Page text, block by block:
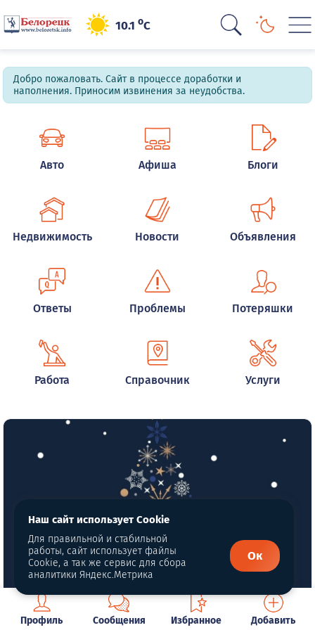
10.1oC
Добро пожаловать. Сайт в процессе доработки и
наполнения. Приносим извинения за неудобства.
Авто Афиша Блоги
Недвижимость Новости Объявления
Ответы Проблемы Потеряшки
Работа Справочник Услуги
Обновлённое МЕНЮ Кофейни
Профиль Сообщения Избранное Добавить
Наш сайт использует Cookie
Для правильной и стабильной
работы, сайт использует файлы
Cookie, а так же сервис для сбора
аналитики Яндекс.Метрика
Ок